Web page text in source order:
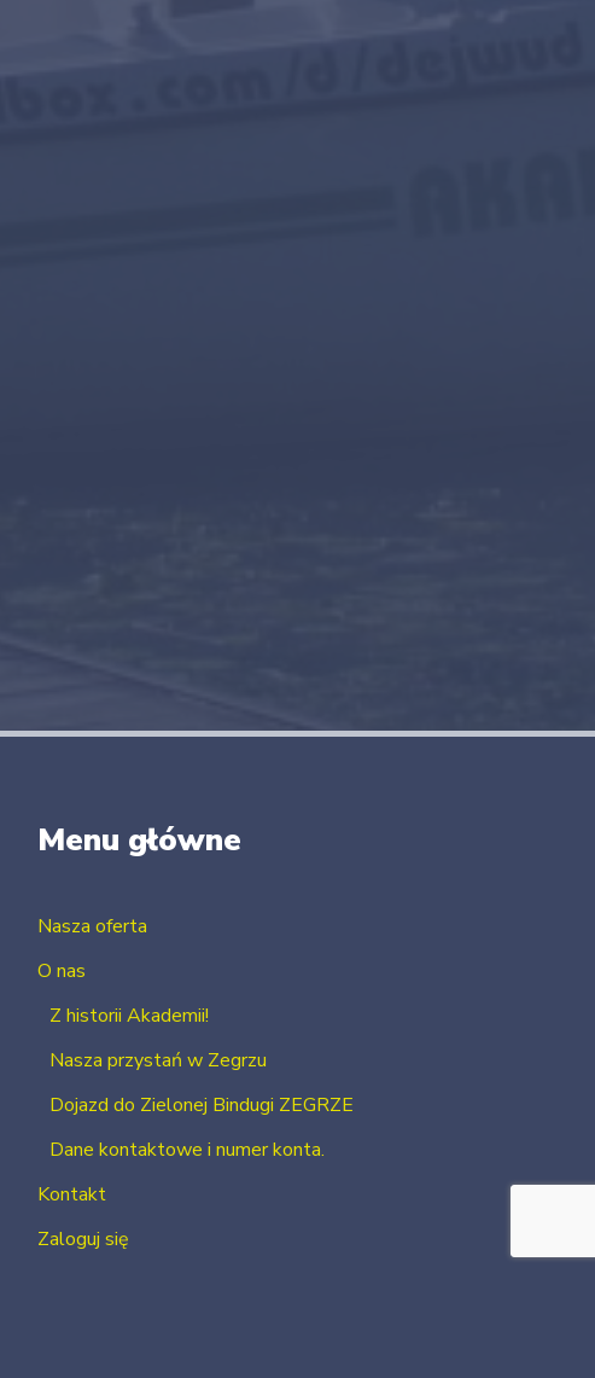
Menu główne
Nasza oferta
O nas
Z historii Akademii!
Nasza przystań w Zegrzu
Dojazd do Zielonej Bindugi ZEGRZE
Dane kontaktowe i numer konta.
Kontakt
Zaloguj się